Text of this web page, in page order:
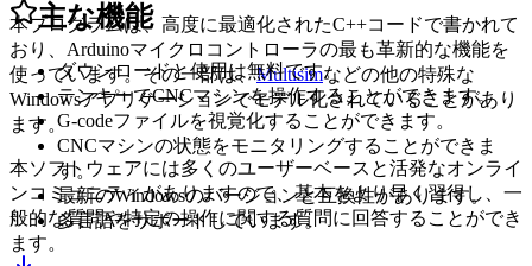
本プログラムは、高度に最適化されたC++コードで書かれて
おり、Arduinoマイクロコントローラの最も革新的な機能を
使っています。その一部は、Multisimなどの他の特殊な
Windowsアプリケーションでモデル化されていることがあり
ます。
本ソフトウェアには多くのユーザーベースと活発なオンライ
ンコミュニティがありますので、基本をより早く習得し、一
般的な質問や特定の操作に関する質問に回答することができ
ます。
主な機能
ダウンロードと使用は無料です。
テンキーでCNCマシンを操作することができます。
G-codeファイルを視覚化することができます。
CNCマシンの状態をモニタリングすることができま
す。
最新のWindowsのバージョンと互換性があります。
多言語をサポートしています。